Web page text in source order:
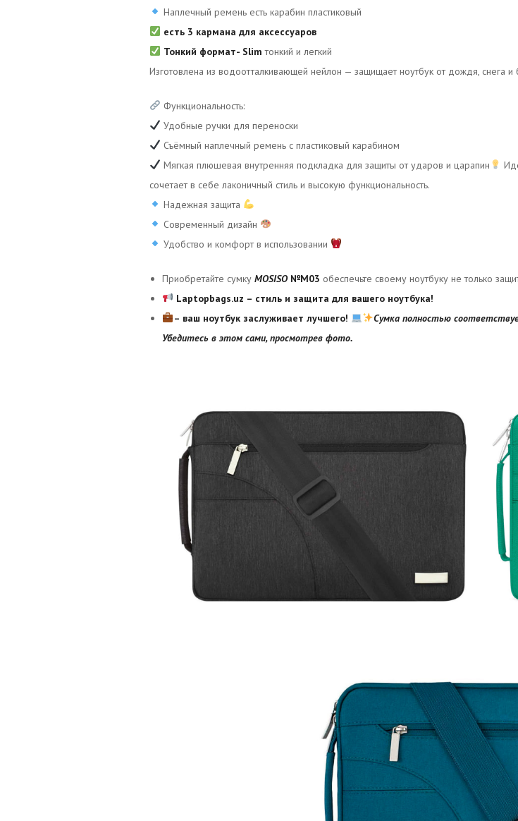
Наплечный ремень есть карабин пластиковый
есть 3 кармана для аксессуаров
Тонкий формат- Slim тонкий и легкий
Изготовлена из водоотталкивающей нейлон — защищает ноутбук от дождя, снега и
Функциональность:
Удобные ручки для переноски
Съёмный наплечный ремень с пластиковый карабином
Мягкая плюшевая внутренняя подкладка для защиты от ударов и царапин
сочетает в себе лаконичный стиль и высокую функциональность.
Надежная защита
Современный дизайн
Удобство и комфорт в использовании
Приобретайте сумкуMOSISO№M03 обеспечьте своему ноутбуку не только
Laptopbags.uz – стиль и защита для вашего ноутбука!
– ваш ноутбук заслуживает лучшего!
Сумка полностью
Убедитесь в этом сами, просмотрев фото.